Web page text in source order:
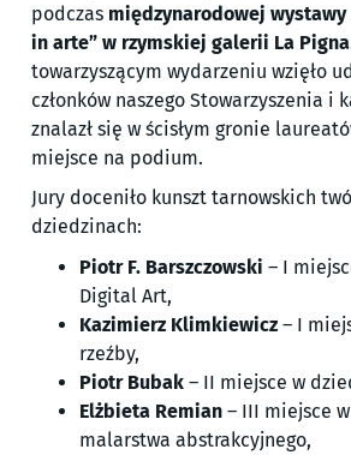
podczas międzynarodowej wystawy
in arte” w rzymskiej galerii La Pigna
towarzyszącym wydarzeniu wzięło
członków naszego Stowarzyszenia i
znalazł się w ścisłym gronie
miejsce na podium.
Jury doceniło kunszt tarnowskich
dziedzinach:
Piotr F. Barszczowski – I
Digital Art,
Kazimierz Klimkiewicz – I
rzeźby,
Piotr Bubak – II miejsce w
Elżbieta Remian – III miejsce
malarstwa abstrakcyjnego,